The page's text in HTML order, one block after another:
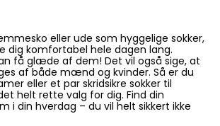
eller ude som hyggelige sokker,
dig komfortabel hele dagen lang.
få glæde af dem! Det vil også sige, at
af både mænd og kvinder. Så er du
eller et par skridsikre sokker til
helt rette valg for dig. Find din
i din hverdag – du vil helt sikkert ikke